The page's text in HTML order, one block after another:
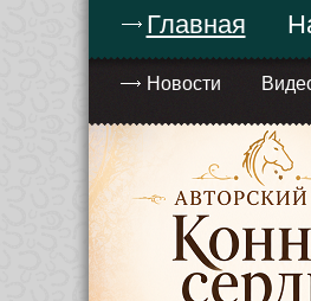
Главная
Новости